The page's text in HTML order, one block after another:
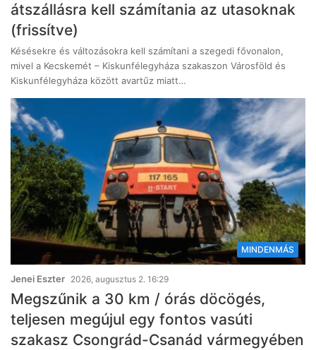
átszállásra kell számítania az utasoknak
(frissítve)
Késésekre és változásokra kell számítani a szegedi fővonalon,
mivel a Kecskemét – Kiskunfélegyháza szakaszon Városföld és
Kiskunfélegyháza között avartűz miatt…
MINDENMÁS
Jenei Eszter 2026, augusztus 2. 16:29
Megszűnik a 30 km / órás döcögés,
teljesen megújul egy fontos vasúti
szakasz Csongrád-Csanád vármegyében